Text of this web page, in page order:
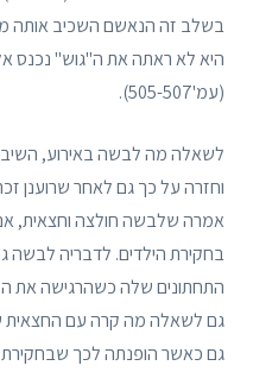
בשלב זה הנאשם השכיב אותה
היא לא ראתה את ה"גוש" נכנס
(עמ'505-507).
לשאלה מה לבשה באירוע,
וחזרה על כך גם לאחר שרוענן
אמרה שלבשה חולצה וחצאית,
בחקירת הילדים. לדבריה לבשה
התחתונים שלה כשהרגישה את
גם לשאלה מה קרה עם החצאית
גם כאשר הופנתה לכך